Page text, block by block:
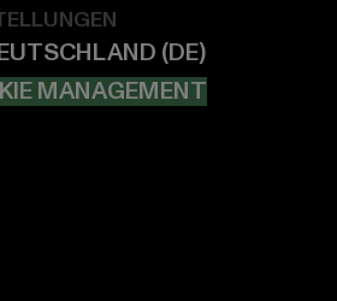
MANAGEMENT